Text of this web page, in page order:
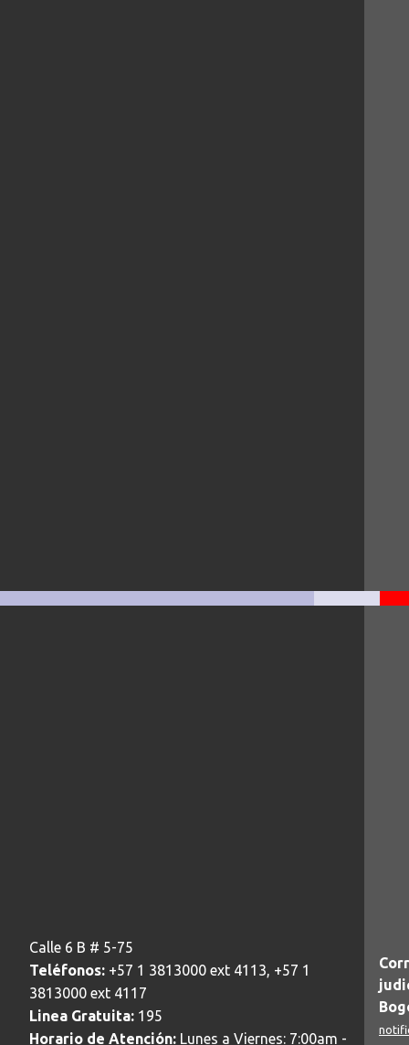
Calle 6 B # 5-75
Teléfonos: +57 1 3813000 ext 4113, +57 1
3813000 ext 4117
Linea Gratuita: 195
Horario de Atención: Lunes a Viernes: 7:00am -